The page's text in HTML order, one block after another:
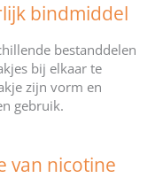
bindmiddel
bestanddelen
bij elkaar te
zijn vorm en
gebruik.
van nicotine